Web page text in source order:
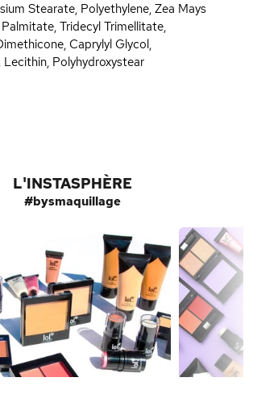
Stearate, Polyethylene, Zea Mays
Tridecyl Trimellitate,
Caprylyl Glycol,
Lecithin, Polyhydroxystear
L'INSTASPHÈRE
#bysmaquillage